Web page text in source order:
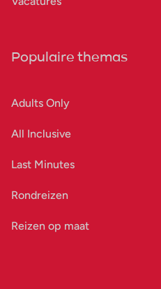
Populaire themas
Adults Only
All Inclusive
Last Minutes
Rondreizen
Reizen op maat